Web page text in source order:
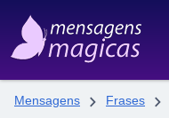
Mensagens  Frases 